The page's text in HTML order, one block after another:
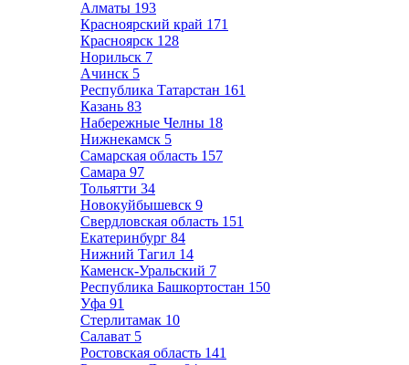
Алматы 193
Красноярский край 171
Красноярск 128
Норильск 7
Ачинск 5
Республика Татарстан 161
Казань 83
Набережные Челны 18
Нижнекамск 5
Самарская область 157
Самара 97
Тольятти 34
Новокуйбышевск 9
Свердловская область 151
Екатеринбург 84
Нижний Тагил 14
Каменск-Уральский 7
Республика Башкортостан 150
Уфа 91
Стерлитамак 10
Салават 5
Ростовская область 141